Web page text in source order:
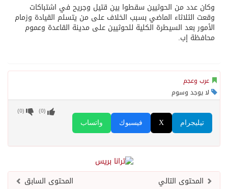
وكان عدد من الحوثيين سقطوا بين قتيل وجريح في اشتباكات
وقعت الثلاثاء الماضي بسبب الخلاف على من يتسلم القيادة وزمام
الأمور بعد السيطرة الكلية للحوثيين على مدينة القاعدة وعموم
محافظة إب.
عرب وعجم
لا يوجد وسوم
واتساب فيسبوك X تيليجرام
(
0
) (
0
)
المحتوى السابق المحتوى التالي